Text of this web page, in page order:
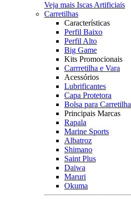
Veja mais Iscas Artificiais
Carretilhas
Características
Perfil Baixo
Perfil Alto
Big Game
Kits Promocionais
Carrretilha e Vara
Acessórios
Lubrificantes
Capa Protetora
Bolsa para Carretilha
Principais Marcas
Rapala
Marine Sports
Albatroz
Shimano
Saint Plus
Daiwa
Maruri
Okuma